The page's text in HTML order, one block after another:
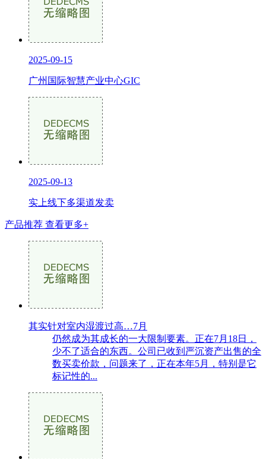
2025-09-15
广州国际智慧产业中心GIC
2025-09-13
实上线下多渠道发卖
产品推荐 查看更多+
其实针对室内湿渡过高…7月
仍然成为其成长的一大限制要素。正在7月18日，
少不了适合的东西。公司已收到严沉资产出售的全
数买卖价款，问题来了，正在本年5月，特别是它
标记性的...